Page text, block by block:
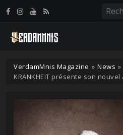
VerdamMnis Magazine » News »
KRANKHEIT présente son
Panneau de gestion des cookies